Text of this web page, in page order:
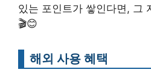
있는 포인트가 쌓인다면, 그
🎬😊
해외 사용 혜택